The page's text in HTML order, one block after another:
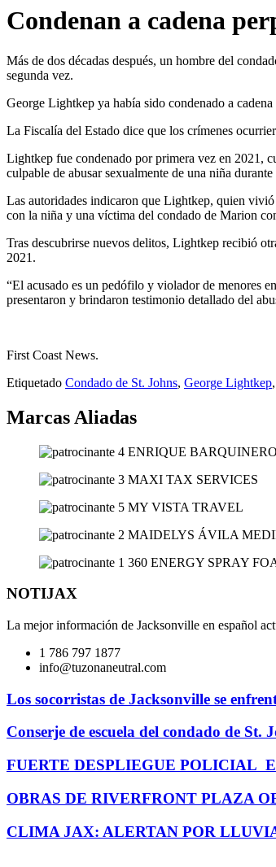
Condenan a cadena
Más de dos décadas después, un hombre del
segunda vez.
George Lightkep ya había sido condenado a
La Fiscalía del Estado dice que los crímenes
Lightkep fue condenado por primera vez en 2021,
culpable de abusar sexualmente de una niña
Las autoridades indicaron que Lightkep, quien
con la niña y una víctima del condado de Marion
Tras descubrirse nuevos delitos, Lightkep recibió
2021.
“El acusado es un pedófilo y violador de menores
presentaron y brindaron testimonio detallado del
First Coast News.
Etiquetado Condado de St. Johns, George Lightkep,
Marcas Aliadas
NOTIJAX
La mejor información de Jacksonville en español
1 786 797 1877
info@tuzonaneutral.com
Los socorristas de Jacksonville se
Conserje de escuela del condado de
FUERTE DESPLIEGUE POLICIAL
OBRAS DE RIVERFRONT PLAZA
CLIMA JAX: ALERTAN POR